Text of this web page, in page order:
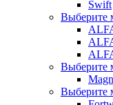
Swift
Выберите
Выберите
Выберите